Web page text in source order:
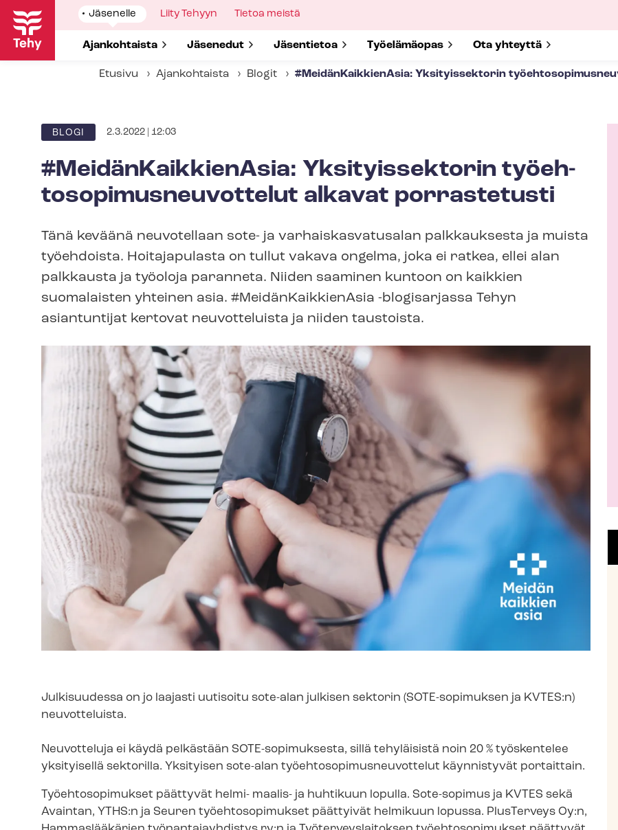
Hyppää
pääsisältöön
Show
submenu
Jäsenelle
Show submenu for
Ajankohtaista Show submenu for
Jäsenedut Show submenu for
Jäsentietoa Show submenu for
Työelämäopas Show submenu for
Ota yhteyttä
Show
Liity Tehyyn
Show
Tietoa meistä
Etusivu Ajankohtaista Blogit #Mei­dän­Kaik­kie­nA­sia: Yksityissektorin
BLOGI 2.3.2022 | 12:03
#Mei­dän­Kaik­kie­nA­sia: Yksityissektorin työ­eh­
to­so­pi­mus­neu­vot­te­lut alkavat porrastetusti
Tänä keväänä neuvotellaan sote- ja var­hais­kas­va­tusa­lan palkkauksesta ja muista
työehdoista. Hoitajapulasta on tullut vakava ongelma, joka ei ratkea, ellei alan
palkkausta ja työoloja paranneta. Niiden saaminen kuntoon on kaikkien
suomalaisten yhteinen asia. #Mei­dän­Kaik­kie­nA­sia -blogisarjassa Tehyn
asiantuntijat kertovat neuvotteluista ja niiden taustoista.
Julkisuudessa on jo laajasti uutisoitu sote-alan julkisen sektorin (SOTE-sopimuksen ja KVTES:n)
neuvotteluista.
Neuvotteluja ei käydä pelkästään SOTE-sopimuksesta, sillä tehyläisistä noin 20 % työskentelee
yksityisellä sektorilla. Yksityisen sote-alan työ­eh­to­so­pi­mus­neu­vot­te­lut käynnistyvät portaittain.
Työehtosopimukset päättyvät helmi- maalis- ja huhtikuun lopulla. Sote-sopimus ja KVTES sekä
Avaintan, YTHS:n ja Seuren työehtosopimukset päättyivät helmikuun lopussa. PlusTerveys Oy:n,